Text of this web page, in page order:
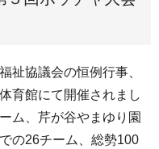
祉協議会の恒例行事、
育館にて開催されまし
ム、芹が谷やまゆり園
の26チーム、総勢100